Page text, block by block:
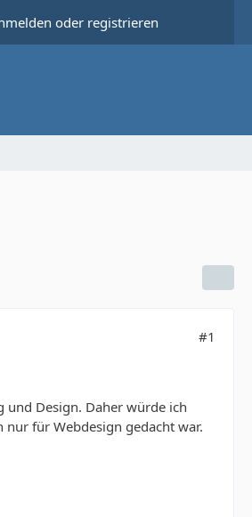
oder registrieren
#1
und Design. Daher würde ich
für Webdesign gedacht war.